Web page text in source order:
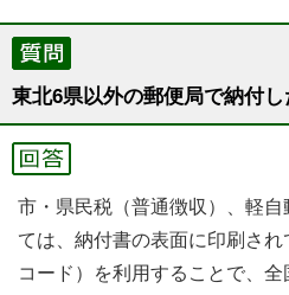
東北6県以外の郵便局で納付し
市・県民税（普通徴収）、軽
ては、納付書の表面に印刷さ
コード）を利用することで、